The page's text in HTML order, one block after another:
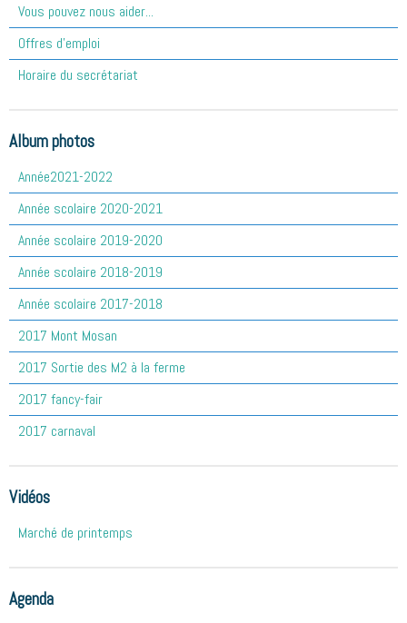
Vous pouvez nous aider...
Offres d'emploi
Horaire du secrétariat
Album photos
Année2021-2022
Année scolaire 2020-2021
Année scolaire 2019-2020
Année scolaire 2018-2019
Année scolaire 2017-2018
2017 Mont Mosan
2017 Sortie des M2 à la ferme
2017 fancy-fair
2017 carnaval
Vidéos
Marché de printemps
Agenda